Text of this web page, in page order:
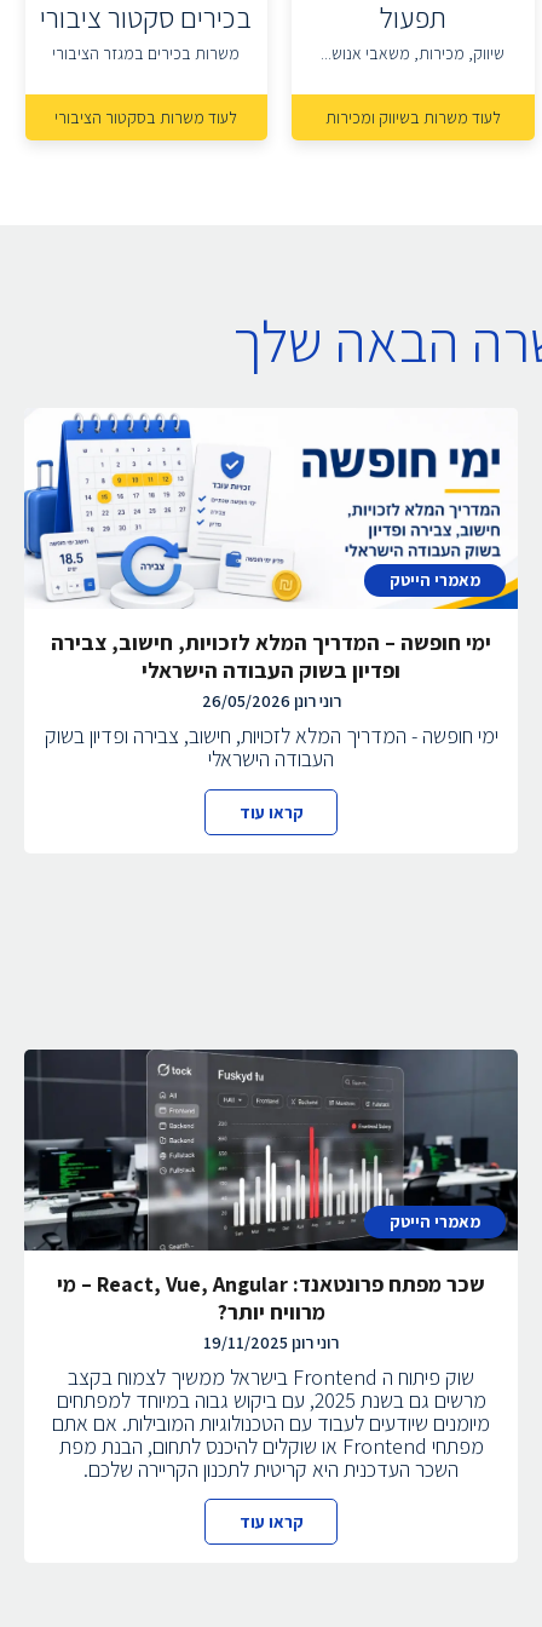
תפעול
שיווק, מכירות, משאבי אנוש...
לעוד משרות בשיווק ומכירות
בכירים סקטור ציבורי
משרות בכירים במגזר הציבורי
לעוד משרות בסקטור הציבורי
הבאה שלך
מאמרי הייטק
ימי חופשה – המדריך המלא לזכויות, חישוב, צבירה
ופדיון בשוק העבודה הישראלי
רוני רונן 26/05/2026
ימי חופשה - המדריך המלא לזכויות, חישוב, צבירה ופדיון בשוק
העבודה הישראלי
קראו עוד
מאמרי הייטק
שכר מפתח פרונטאנד: React, Vue, Angular – מי
מרוויח יותר?
רוני רונן 19/11/2025
שוק פיתוח ה Frontend בישראל ממשיך לצמוח בקצב
מרשים גם בשנת 2025, עם ביקוש גבוה במיוחד למפתחים
מיומנים שיודעים לעבוד עם הטכנולוגיות המובילות. אם אתם
מפתחי Frontend או שוקלים להיכנס לתחום, הבנת מפת
השכר העדכנית היא קריטית לתכנון הקריירה שלכם.
קראו עוד